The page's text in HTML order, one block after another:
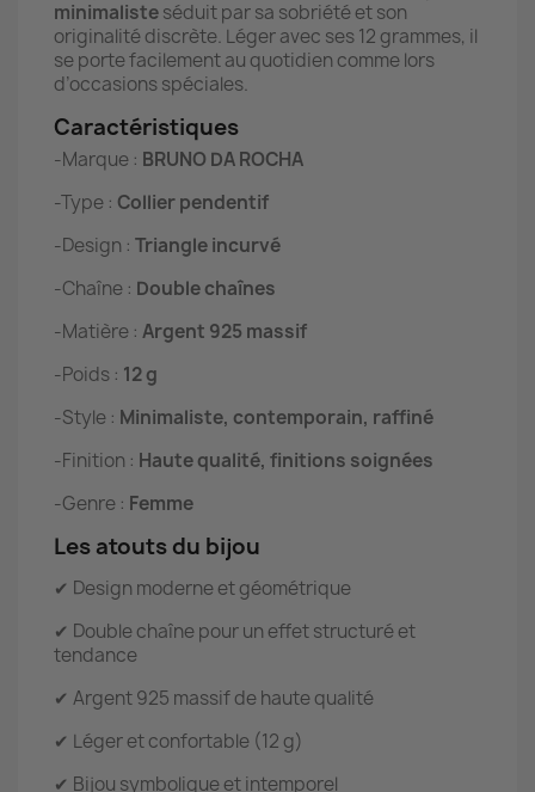
minimalisteséduit par sa sobriété et son
originalité discrète. Léger avec ses 12 grammes, il
se porte facilement au quotidien comme lors
d’occasions spéciales.
Caractéristiques
-Marque : BRUNO DA ROCHA
-Type : Collier pendentif
-Design : Triangle incurvé
-Chaîne : Double chaînes
-Matière : Argent 925 massif
-Poids : 12 g
-Style : Minimaliste, contemporain, raffiné
-Finition : Haute qualité, finitions soignées
-Genre : Femme
Les atouts du bijou
✔ Design moderne et géométrique
✔ Double chaîne pour un effet structuré et
tendance
✔ Argent 925 massif de haute qualité
✔ Léger et confortable (12 g)
✔ Bijou symbolique et intemporel